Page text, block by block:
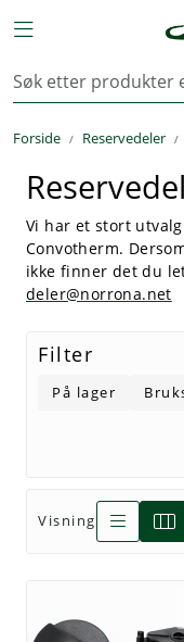
Toggle navigation
Forside Reservedeler
Vi har et stort
Convotherm.
ikke finner det du
deler@norrona.net
Filter
På lager
Visning
Kjøkkenutstyr
Storkjøkken
Renhold & Vaskeri
Arbeidstøy